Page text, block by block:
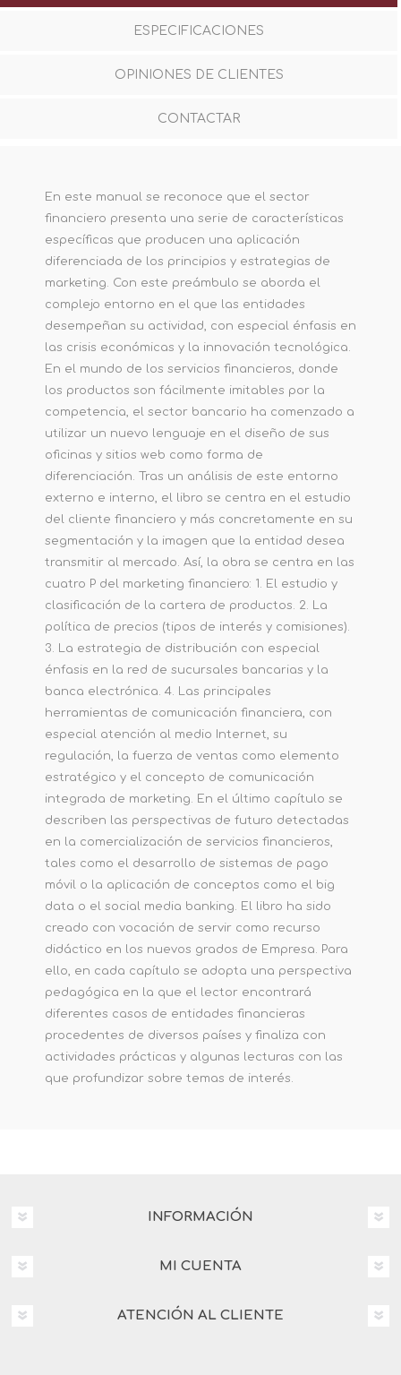
ESPECIFICACIONES
OPINIONES DE CLIENTES
CONTACTAR
En este manual se reconoce que el sector
financiero presenta una serie de características
específicas que producen una aplicación
diferenciada de los principios y estrategias de
marketing. Con este preámbulo se aborda el
complejo entorno en el que las entidades
desempeñan su actividad, con especial énfasis en
las crisis económicas y la innovación tecnológica.
En el mundo de los servicios financieros, donde
los productos son fácilmente imitables por la
competencia, el sector bancario ha comenzado a
utilizar un nuevo lenguaje en el diseño de sus
oficinas y sitios web como forma de
diferenciación. Tras un análisis de este entorno
externo e interno, el libro se centra en el estudio
del cliente financiero y más concretamente en su
segmentación y la imagen que la entidad desea
transmitir al mercado. Así, la obra se centra en las
cuatro P del marketing financiero: 1. El estudio y
clasificación de la cartera de productos. 2. La
política de precios (tipos de interés y comisiones).
3. La estrategia de distribución con especial
énfasis en la red de sucursales bancarias y la
banca electrónica. 4. Las principales
herramientas de comunicación financiera, con
especial atención al medio Internet, su
regulación, la fuerza de ventas como elemento
estratégico y el concepto de comunicación
integrada de marketing. En el último capítulo se
describen las perspectivas de futuro detectadas
en la comercialización de servicios financieros,
tales como el desarrollo de sistemas de pago
móvil o la aplicación de conceptos como el big
data o el social media banking. El libro ha sido
creado con vocación de servir como recurso
didáctico en los nuevos grados de Empresa. Para
ello, en cada capítulo se adopta una perspectiva
pedagógica en la que el lector encontrará
diferentes casos de entidades financieras
procedentes de diversos países y finaliza con
actividades prácticas y algunas lecturas con las
que profundizar sobre temas de interés.
INFORMACIÓN
MI CUENTA
ATENCIÓN AL CLIENTE